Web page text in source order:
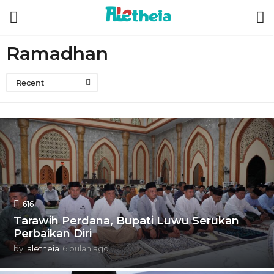
Ramadhan
Recent
616
Tarawih Perdana, Bupati Luwu Serukan
Perbaikan Diri
by aletheia 6 bulan ago5
b
u